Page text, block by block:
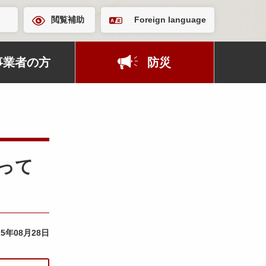
閲覧補助 Foreign language
業者の方 防災
て
年08月28日